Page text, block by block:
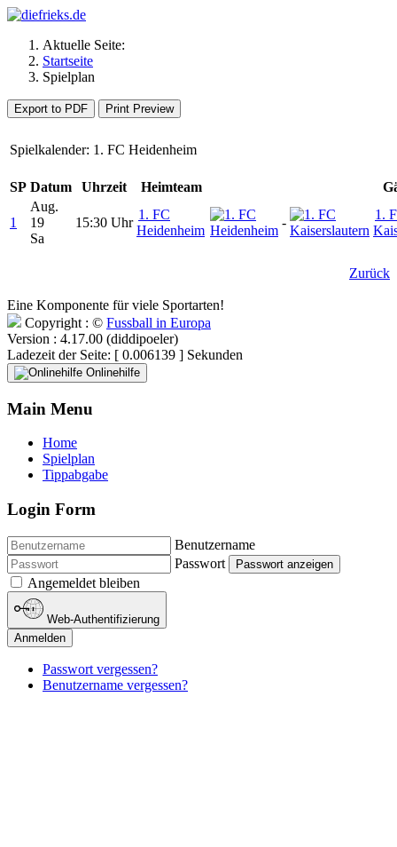
Aktuelle Seite:
Startseite
Spielplan
Export to PDF Print Preview
Spielkalender: 1. FC Heidenheim
SP Datum Uhrzeit Heimteam
1
Aug.
19
Sa
15:30 Uhr
1. FC
Heidenheim
-
1.
Zurück
Eine Komponente für viele Sportarten!
Copyright : © Fussball in Europa
Version : 4.17.00 (diddipoeler)
Ladezeit der Seite: [ 0.006139 ] Sekunden
Onlinehilfe
Main Menu
Home
Spielplan
Tippabgabe
Login Form
Benutzername
Passwort
Passwort anzeigen
Angemeldet bleiben
Web-Authentifizierung
Anmelden
Passwort vergessen?
Benutzername vergessen?